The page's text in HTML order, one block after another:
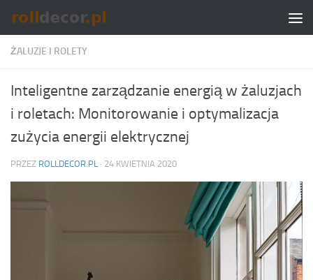
Skip to content
ŻALUZJE I ROLETY
Inteligentne zarządzanie energią w żaluzjach
i roletach: Monitorowanie i optymalizacja
zużycia energii elektrycznej
PRZEZ ROLLDECOR.PL · 24 KWIETNIA 2020